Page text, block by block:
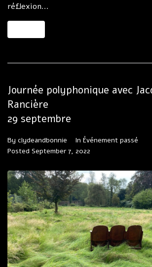
réflexion...
Journée polyphonique avec
Rancière
29 septembre
By clydeandbonnie In Événement passé
Posted September 7, 2022